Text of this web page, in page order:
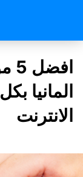
المانيا
الانترنت